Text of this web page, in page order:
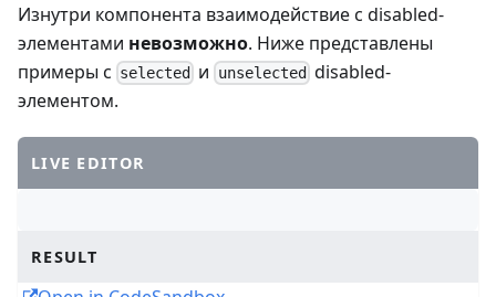
Изнутри компонента взаимодействие с disabled-
элементами невозможно. Ниже представлены
примеры с selected и unselected disabled-
элементом.
LIVE EDITOR
RESULT